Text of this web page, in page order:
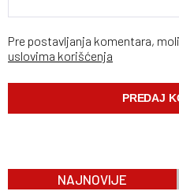
Pre postavljanja komentara,
uslovima korišćenja
NAJNOVIJE